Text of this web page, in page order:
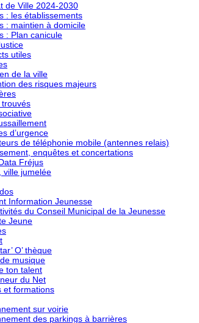
de Ville 2024-2030
: les établissements
: maintien à domicile
: Plan canicule
utiles
de la ville
des risques majeurs
d’urgence
de téléphonie mobile (antennes relais)
enquêtes et concertations
Fréjus
ville jumelée
Information Jeunesse
du Conseil Municipal de la Jeunesse
Jeune
O’ thèque
musique
ton talent
du Net
et formations
sur voirie
des parkings à barrières